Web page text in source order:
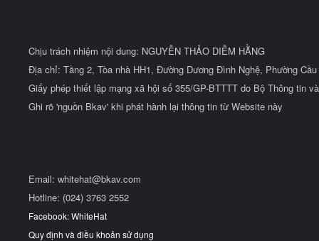
Chịu trách nhiệm nội dung: NGUYỄN THẢO DIỄM HẰNG
Địa chỉ: Tầng 2, Tòa nhà HH1, Đường Dương Đình Nghệ, Phường
Giấy phép thiết lập mạng xã hội số 355/GP-BTTTT do Bộ Thông tin
Ghi rõ 'nguồn Bkav' khi phát hành lại thông tin từ Website này
Email: whitehat@bkav.com
Hotline: (024) 3763 2552
Facebook: WhiteHat
Quy định và điều khoản sử dụng